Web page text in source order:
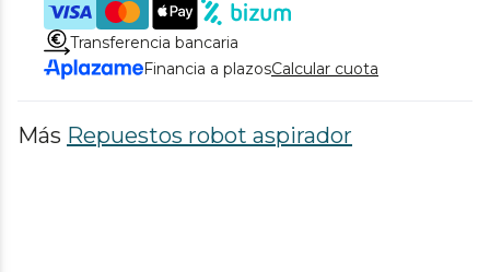
Transferencia bancaria
Financia a plazosCalcular cuota
Más Repuestos robot aspirador